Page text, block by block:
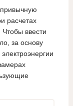
расчетах
Чтобы ввести
за основу